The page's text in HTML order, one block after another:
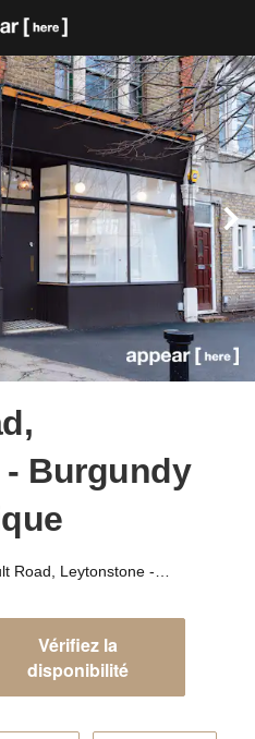
Burgundy
Vérifiez la
disponibilité